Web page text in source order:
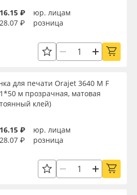
₽
юр. лицам
₽
розница
для печати Orajet 3640 M F
м прозрачная, матовая
клей)
₽
юр. лицам
₽
розница